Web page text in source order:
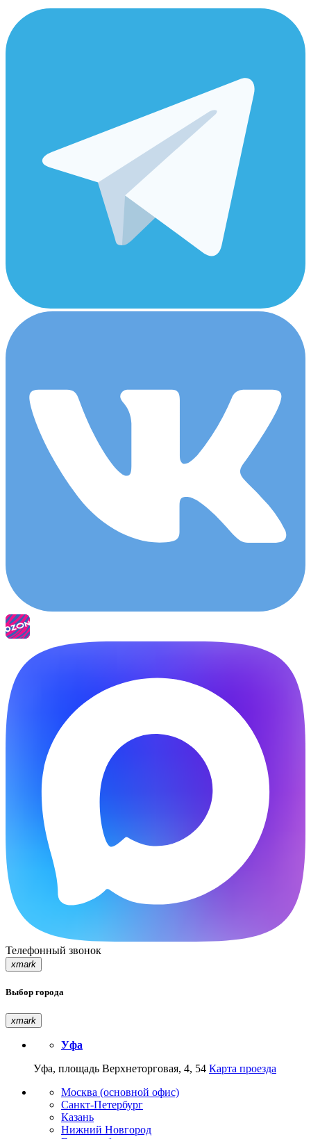
Телефонный звонок
xmark
Выбор города
xmark
Уфа
Уфа, площадь Верхнеторговая, 4, 54 Карта проезда
Москва (основной офис)
Санкт-Петербург
Казань
Нижний Новгород